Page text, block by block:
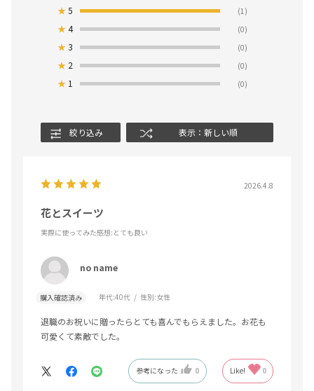
★5 (1)
★4 (0)
★3 (0)
★ 2 (0)
★ 1 (0)
絞り込み 表示：新しい順
2026.4.8
花とスイーツ
実際に使ってみた感想:とても良い
no name
購入確認済み 年代:40代 性別:女性
退職のお祝いに贈ったらとても喜んでもらえました。お花も
可愛くて素敵でした。
参考になった 0 Like! 0